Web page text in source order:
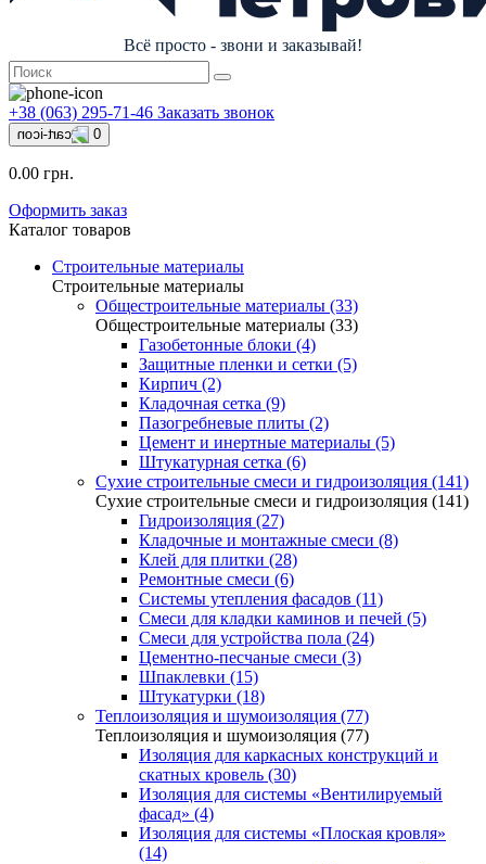
Всё просто - звони и заказывай!
+38 (063) 295-71-46 Заказать звонок
0
0.00 грн.
Оформить заказ
Каталог товаров
Строительные материалы
Строительные материалы
Общестроительные материалы (33)
Общестроительные материалы (33)
Газобетонные блоки (4)
Защитные пленки и сетки (5)
Кирпич (2)
Кладочная сетка (9)
Пазогребневые плиты (2)
Цемент и инертные материалы (5)
Штукатурная сетка (6)
Сухие строительные смеси и гидроизоляция (141)
Сухие строительные смеси и гидроизоляция (141)
Гидроизоляция (27)
Кладочные и монтажные смеси (8)
Клей для плитки (28)
Ремонтные смеси (6)
Системы утепления фасадов (11)
Смеси для кладки каминов и печей (5)
Смеси для устройства пола (24)
Цементно-песчаные смеси (3)
Шпаклевки (15)
Штукатурки (18)
Теплоизоляция и шумоизоляция (77)
Теплоизоляция и шумоизоляция (77)
Изоляция для каркасных конструкций и
скатных кровель (30)
Изоляция для системы «Вентилируемый
фасад» (4)
Изоляция для системы «Плоская кровля»
(14)